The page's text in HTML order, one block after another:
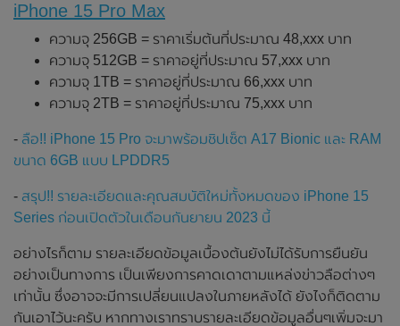
iPhone 15 Pro Max
ความจุ 256GB = ราคาเริ่มต้นที่ประมาณ 48,xxx บาท
ความจุ 512GB = ราคาอยู่ที่ประมาณ 57,xxx บาท
ความจุ 1TB = ราคาอยู่ที่ประมาณ 66,xxx บาท
ความจุ 2TB = ราคาอยู่ที่ประมาณ 75,xxx บาท
- ลือ!! iPhone 15 Pro จะมาพร้อมชิปเซ็ต A17 Bionic และ RAM
ขนาด 6GB แบบ LPDDR5
- สรุป!! รายละเอียดและคุณสมบัติใหม่ทั้งหมดของ iPhone 15
Series ก่อนเปิดตัวในเดือนกันยายน 2023 นี้
อย่างไรก็ตาม รายละเอียดข้อมูลเบื้องต้นยังไม่ได้รับการยืนยัน
อย่างเป็นทางการ เป็นเพียงการคาดเดาตามแหล่งข่าวลือต่างๆ
เท่านั้น ซึ่งอาจจะมีการเปลี่ยนแปลงในภายหลังได้ ยังไงก็ติดตาม
กันเอาไว้นะครับ หากทางเราทราบรายละเอียดข้อมูลอื่นๆเพิ่มจะมา